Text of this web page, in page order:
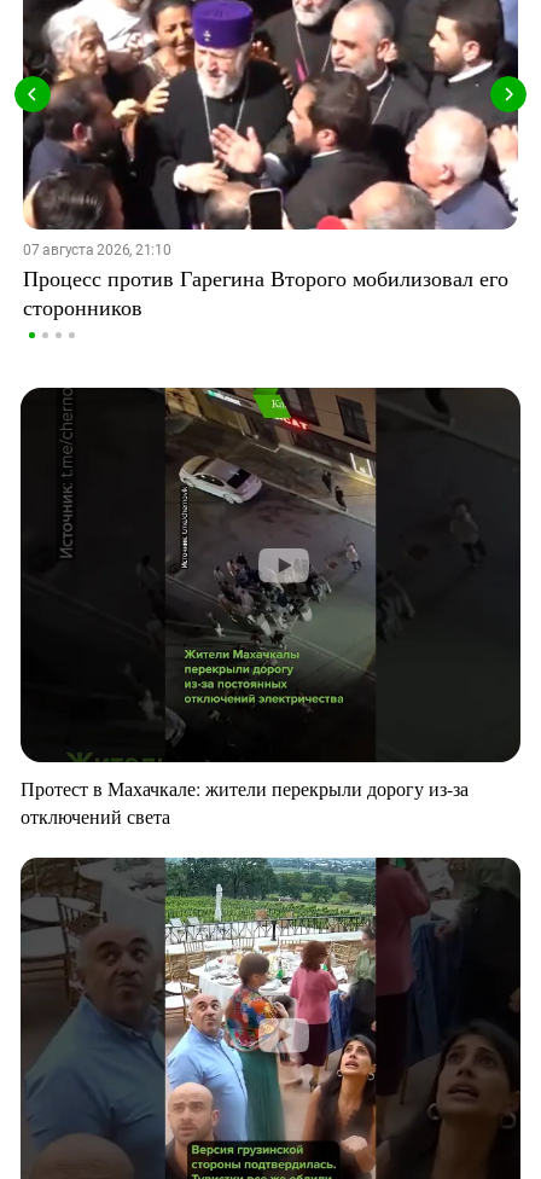
07 августа 2026, 21:10
Процесс против Гарегина Второго мобилизовал его
сторонников
Протест в Махачкале: жители перекрыли дорогу из-за
отключений света